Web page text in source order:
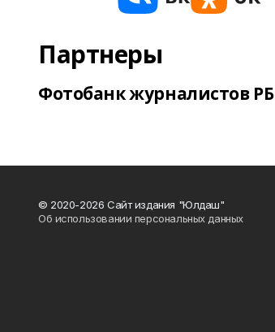
Партнеры
Фотобанк журналистов РБ
© 2020-2026 Сайт издания "Юлдаш"
Об использовании персональных данных